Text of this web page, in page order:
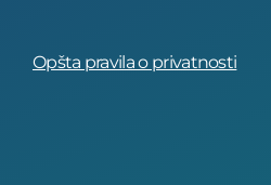
Opšta pravila o privatnosti